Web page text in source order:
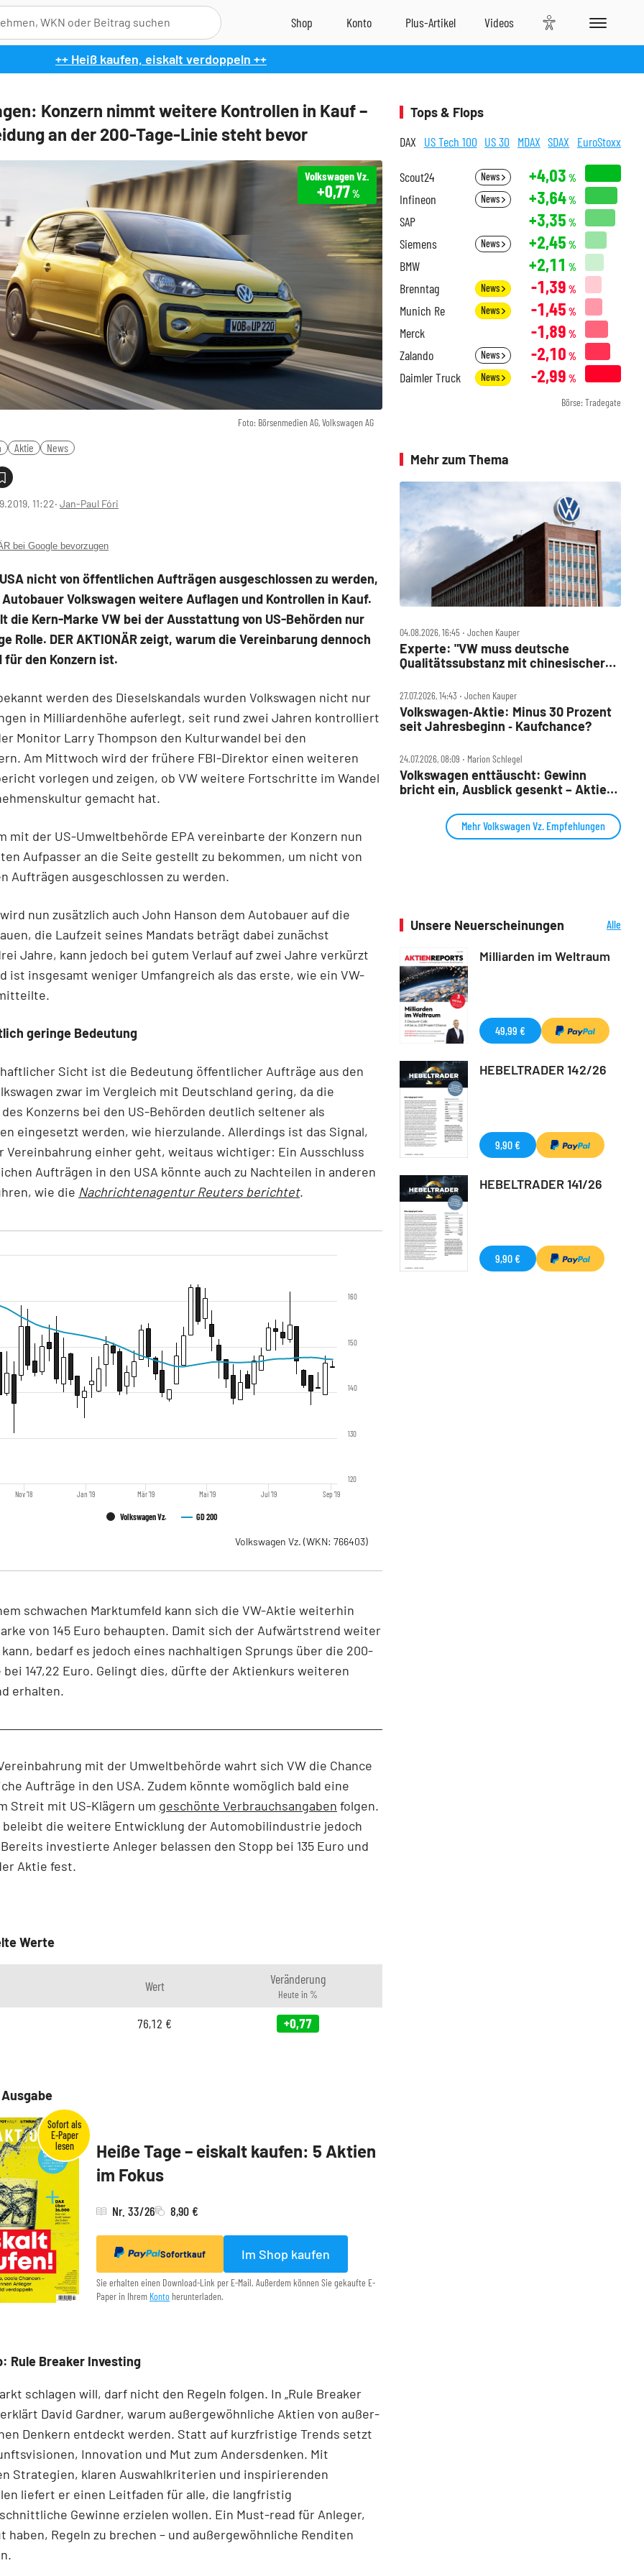
++ Heiß kaufen, eiskalt verdoppeln ++
Konzern nimmt weitere Kontrollen in Kauf –
an der 200-Tage-Linie steht bevor
Foto: Börsenmedien AG, Volkswagen AG
Volkswagen Vz.
+0,77%
Aktie News
11:22‧ Jan-Paul Fóri
bei Google bevorzugen
nicht von öffentlichen Aufträgen ausgeschlossen zu werden,
Volkswagen weitere Auflagen und Kontrollen in Kauf.
die Kern-Marke VW bei der Ausstattung von US-Behörden nur
Rolle. DER AKTIONÄR zeigt, warum die Vereinbarung dennoch
für den Konzern ist.
werden des Dieselskandals wurden Volkswagen nicht nur
in Milliardenhöhe auferlegt, seit rund zwei Jahren kontrolliert
Monitor Larry Thompson den Kulturwandel bei den
Am Mittwoch wird der frühere FBI-Direktor einen weiteren
vorlegen und zeigen, ob VW weitere Fortschritte im Wandel
gemacht hat.
mit der US-Umweltbehörde EPA vereinbarte der Konzern nun
Aufpasser an die Seite gestellt zu bekommen, um nicht von
Aufträgen ausgeschlossen zu werden.
nun zusätzlich auch John Hanson dem Autobauer auf die
die Laufzeit seines Mandats beträgt dabei zunächst
Jahre, kann jedoch bei gutem Verlauf auf zwei Jahre verkürzt
ist insgesamt weniger Umfangreich als das erste, wie ein VW-
geringe Bedeutung
Sicht ist die Bedeutung öffentlicher Aufträge aus den
zwar im Vergleich mit Deutschland gering, da die
des Konzerns bei den US-Behörden deutlich seltener als
eingesetzt werden, wie hierzulande. Allerdings ist das Signal,
Vereinbahrung einher geht, weitaus wichtiger: Ein Ausschluss
Aufträgen in den USA könnte auch zu Nachteilen in anderen
wie die Nachrichtenagentur Reuters berichtet.
Volkswagen Vz. GD 200
Jan '19 Jul '19
Nov '18 Mär '19 Mai '19 Sep '19
120
130
140
150
160
Volkswagen Vz. (WKN: 766403)
schwachen Marktumfeld kann sich die VW-Aktie weiterhin
von 145 Euro behaupten. Damit sich der Aufwärtstrend weiter
bedarf es jedoch eines nachhaltigen Sprungs über die 200-
bei 147,22 Euro. Gelingt dies, dürfte der Aktienkurs weiteren
erhalten.
mit der Umweltbehörde wahrt sich VW die Chance
Aufträge in den USA. Zudem könnte womöglich bald eine
Streit mit US-Klägern um geschönte Verbrauchsangaben folgen.
beleibt die weitere Entwicklung der Automobilindustrie jedoch
investierte Anleger belassen den Stopp bei 135 Euro und
Aktie fest.
Werte
Wert Veränderung
Heute in %
76,12 € +0,77
Heiße Tage – eiskalt kaufen: 5 Aktien
im Fokus
Nr. 33/26 8,90 €
Sofortkauf Im Shop kaufen
Sie erhalten einen Download-Link per E-Mail. Außerdem können Sie gekaufte E-
Paper in Ihrem Konto herunterladen.
Rule Breaker Investing
schlagen will, darf nicht den Regeln folgen. In „Rule Breaker
David Gardner, warum außergewöhnliche Aktien von außer­
Denkern entdeckt werden. Statt auf kurzfristige Trends setzt
Innovation und Mut zum Andersdenken. Mit
Strategien, klaren Auswahlkriterien und inspirierenden
liefert er einen Leit­faden für alle, die langfristig
Gewinne erzielen wollen. Ein Must-read für Anleger,
haben, Regeln zu brechen – und außergewöhnliche Renditen
Tops & Flops
DAX US Tech 100 US 30 MDAX SDAX EuroStoxx
Scout24 News +4,03 %
Infineon News +3,64%
SAP +3,35 %
Siemens News +2,45 %
BMW +2,11 %
Brenntag News -1,39 %
Munich Re News -1,45 %
Merck -1,89 %
Zalando News -2,10 %
Daimler Truck News -2,99 %
Börse: Tradegate
Mehr zum Thema
04.08.2026, 16:45 ‧ Jochen Kauper
Experte: "VW muss deutsche
Qualitätssubstanz mit chinesischer
verbinden"
27.07.2026, 14:43 ‧ Jochen Kauper
Volkswagen‑Aktie: Minus 30 Prozent
seit Jahresbeginn ‑ Kaufchance?
24.07.2026, 08:09 ‧ Marion Schlegel
Volkswagen enttäuscht: Gewinn
bricht ein, Ausblick gesenkt – Aktie
Mehr Volkswagen Vz. Empfehlungen
Unsere Neuerscheinungen
Alle
Milliarden im Weltraum
49,99 €
HEBELTRADER 142/26
9,90 €
HEBELTRADER 141/26
9,90 €